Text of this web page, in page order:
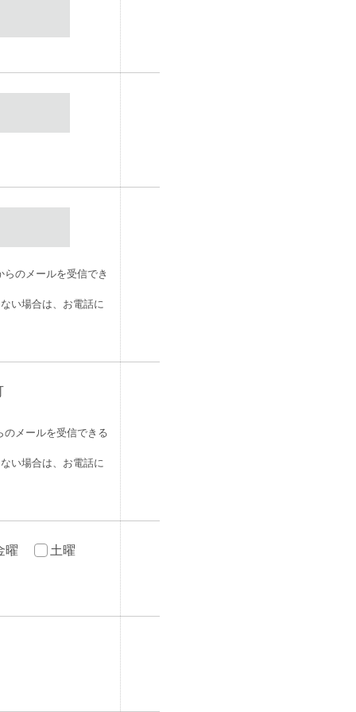
のメールを受信でき
い場合は、お電話に
のメールを受信できる
い場合は、お電話に
曜
土曜